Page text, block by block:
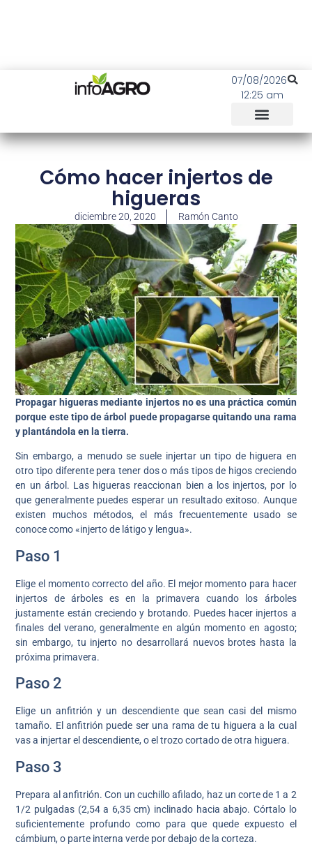
07/08/2026
12:25 am
Cómo hacer injertos de
higueras
diciembre 20, 2020 Ramón Canto
Propagar higueras mediante injertos no es una práctica común
porque este tipo de árbol puede propagarse quitando una rama
y plantándola en la tierra.
Sin embargo, a menudo se suele injertar un tipo de higuera en
otro tipo diferente pera tener dos o más tipos de higos creciendo
en un árbol. Las higueras reaccionan bien a los injertos, por lo
que generalmente puedes esperar un resultado exitoso. Aunque
existen muchos métodos, el más frecuentemente usado se
conoce como «injerto de látigo y lengua».
Paso 1
Elige el momento correcto del año. El mejor momento para hacer
injertos de árboles es en la primavera cuando los árboles
justamente están creciendo y brotando. Puedes hacer injertos a
finales del verano, generalmente en algún momento en agosto;
sin embargo, tu injerto no desarrollará nuevos brotes hasta la
próxima primavera.
Paso 2
Elige un anfitrión y un descendiente que sean casi del mismo
tamaño. El anfitrión puede ser una rama de tu higuera a la cual
vas a injertar el descendiente, o el trozo cortado de otra higuera.
Paso 3
Prepara al anfitrión. Con un cuchillo afilado, haz un corte de 1 a 2
1/2 pulgadas (2,54 a 6,35 cm) inclinado hacia abajo. Córtalo lo
suficientemente profundo como para que quede expuesto el
cámbium, o parte interna verde por debajo de la corteza.